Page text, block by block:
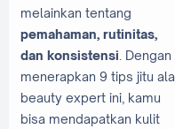
melainkan tentang
pemahaman, rutinitas,
dan konsistensi . Dengan
menerapkan 9 tips jitu ala
beauty expert ini, kamu
bisa mendapatkan kulit